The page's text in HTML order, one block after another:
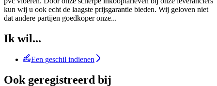
kun wij u ook echt de laagste prijsgarantie bieden. Wij geloven niet
dat andere partijen goedkoper onze...
Ik wil...
Een geschil indienen
Ook geregistreerd bij